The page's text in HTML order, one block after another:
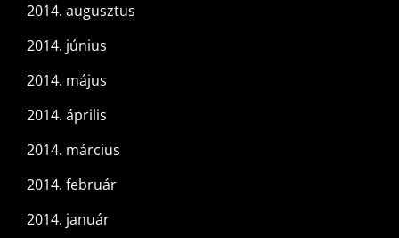
2014. augusztus
2014. június
2014. május
2014. április
2014. március
2014. február
2014. január